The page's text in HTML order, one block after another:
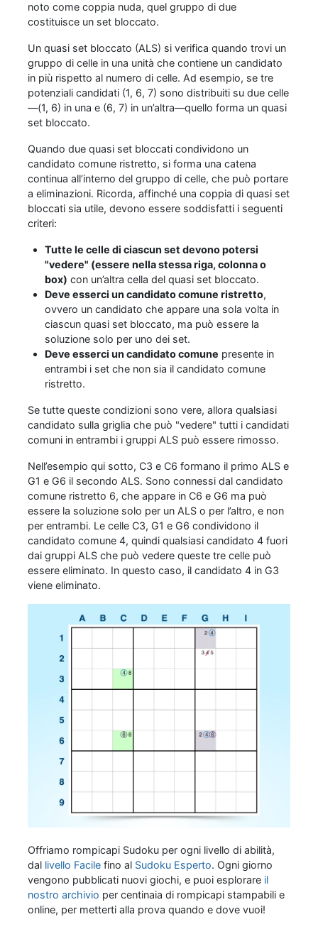
noto come coppia nuda, quel gruppo di due
costituisce un set bloccato.
Un quasi set bloccato (ALS) si verifica quando trovi un
gruppo di celle in una unità che contiene un candidato
in più rispetto al numero di celle. Ad esempio, se tre
potenziali candidati (1, 6, 7) sono distribuiti su due celle
—(1, 6) in una e (6, 7) in un’altra—quello forma un quasi
set bloccato.
Quando due quasi set bloccati condividono un
candidato comune ristretto, si forma una catena
continua all’interno del gruppo di celle, che può portare
a eliminazioni. Ricorda, affinché una coppia di quasi set
bloccati sia utile, devono essere soddisfatti i seguenti
criteri:
Tutte le celle di ciascun set devono potersi
"vedere" (essere nella stessa riga, colonna o
box) con un’altra cella del quasi set bloccato.
Deve esserci un candidato comune ristretto,
ovvero un candidato che appare una sola volta in
ciascun quasi set bloccato, ma può essere la
soluzione solo per uno dei set.
Deve esserci un candidato comune presente in
entrambi i set che non sia il candidato comune
ristretto.
Se tutte queste condizioni sono vere, allora qualsiasi
candidato sulla griglia che può "vedere" tutti i candidati
comuni in entrambi i gruppi ALS può essere rimosso.
Nell’esempio qui sotto, C3 e C6 formano il primo ALS e
G1 e G6 il secondo ALS. Sono connessi dal candidato
comune ristretto 6, che appare in C6 e G6 ma può
essere la soluzione solo per un ALS o per l’altro, e non
per entrambi. Le celle C3, G1 e G6 condividono il
candidato comune 4, quindi qualsiasi candidato 4 fuori
dai gruppi ALS che può vedere queste tre celle può
essere eliminato. In questo caso, il candidato 4 in G3
viene eliminato.
Offriamo rompicapi Sudoku per ogni livello di abilità,
dal livello Facile fino al Sudoku Esperto. Ogni giorno
vengono pubblicati nuovi giochi, e puoi esplorare il
nostro archivio per centinaia di rompicapi stampabili e
online, per metterti alla prova quando e dove vuoi!